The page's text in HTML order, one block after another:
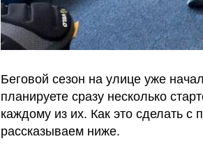
Беговой сезон на улице уже
планируете сразу несколько
каждому из их. Как это сделать
рассказываем ниже.